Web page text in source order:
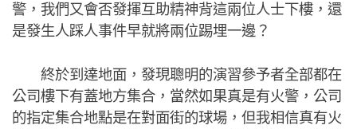
警，我們又會否發揮互助精神背這兩位人士下樓，還
是發生人踩人事件早就將兩位踢埋一邊？
終於到達地面，發現聰明的演習參予者全部都在
公司樓下有蓋地方集合，當然如果真是有火警，公司
的指定集合地點是在對面街的球場，但我相信真有火